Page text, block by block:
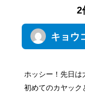
2
キョウ
ホッシー！先日は
初めてのカヤック